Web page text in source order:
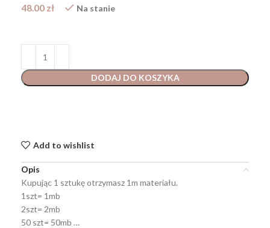
48.00 zł Na stanie
DODAJ DO KOSZYKA
Add to wishlist
Opis
Kupując 1 sztukę otrzymasz 1m materiału.
1szt= 1mb
2szt= 2mb
50 szt= 50mb …